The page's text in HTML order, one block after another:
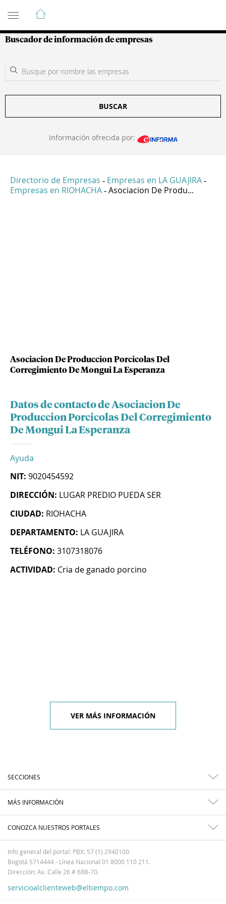
Guía de Empresas Colombianas
Buscador de información de empresas
BUSCAR
Información ofrecida por:
Directorio de Empresas - Empresas en LA GUAJIRA -
Empresas en RIOHACHA - Asociacion De Produ...
Asociacion De Produccion Porcicolas Del
Corregimiento De Mongui La Esperanza
Datos de contacto de Asociacion De
Produccion Porcicolas Del Corregimiento
De Mongui La Esperanza
Ayuda
NIT: 9020454592
DIRECCIÓN: LUGAR PREDIO PUEDA SER
CIUDAD: RIOHACHA
DEPARTAMENTO: LA GUAJIRA
TELÉFONO: 3107318076
ACTIVIDAD: Cria de ganado porcino
VER MÁS INFORMACIÓN
SECCIONES
MÁS INFORMACIÓN
CONOZCA NUESTROS PORTALES
Info general del portal: PBX: 57 (1) 2940100.
Bogotá 5714444 - Línea Nacional 01 8000 110 211.
Dirección: Av. Calle 26 # 68B-70.
servicioalclienteweb@eltiempo.com